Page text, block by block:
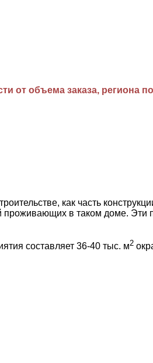
от объема заказа, региона
как часть
проживающих в таком доме. Эти
составляет 36-40 тыс. м2